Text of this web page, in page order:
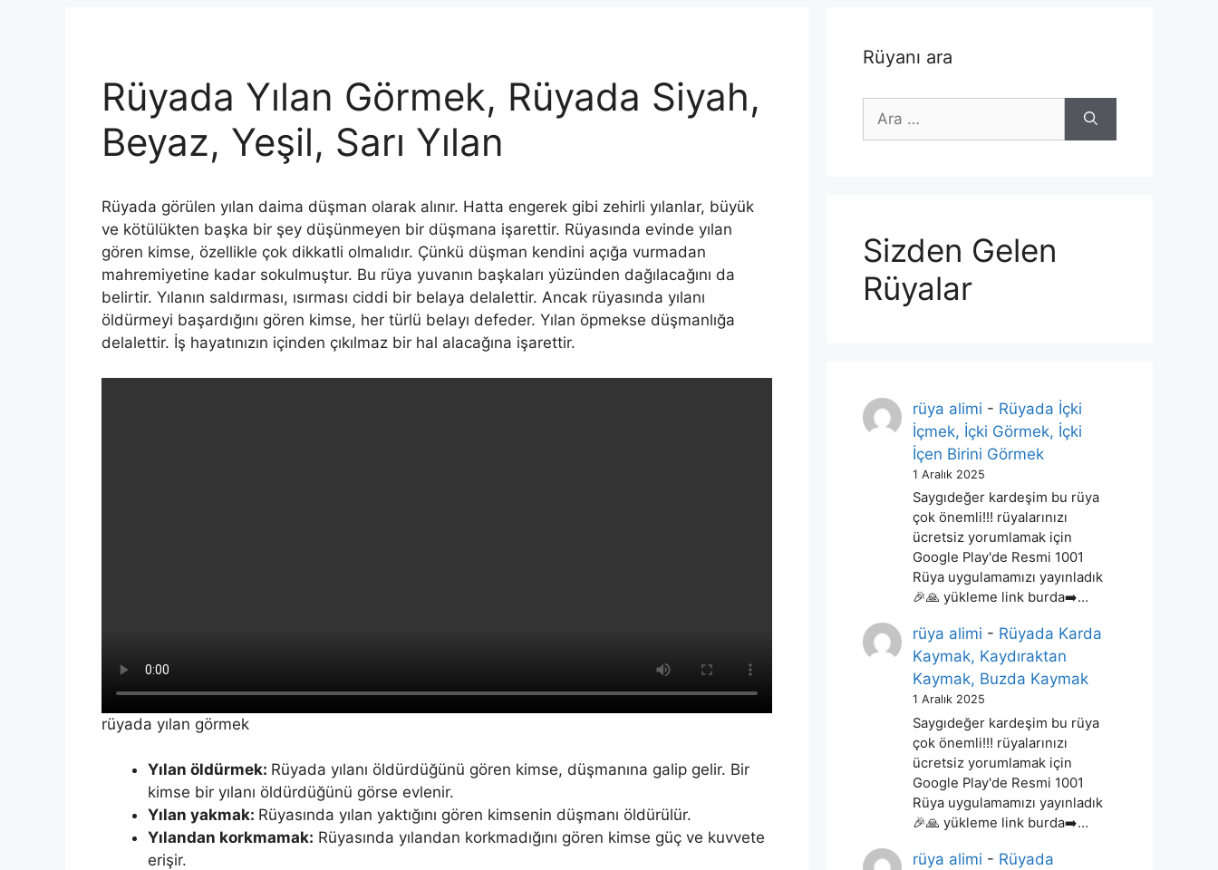
Rüyada Yılan Görmek, Rüyada Siyah,
Beyaz, Yeşil, Sarı Yılan
Rüyada görülen yılan daima düşman olarak alınır. Hatta engerek gibi ze­hirli yılanlar, büyük
ve kötülükten başka bir şey düşünmeyen bir düşmana işarettir. Rüyasında evinde yılan
gören kimse, özellikle çok dikkatli olmalıdır. Çünkü düşman kendini açığa vurmadan
mahremiyetine kadar sokulmuştur. Bu rüya yuva­nın başkaları yüzünden dağılacağını da
belirtir. Yılanın saldırması, ısırması ciddi bir belaya delalettir. Ancak rüyasında yılanı
öldürmeyi başardığını gören kimse, her türlü belayı de­feder. Yılan öpmekse düşmanlığa
delalettir. İş hayatınızın içinden çıkılmaz bir hal alacağına işarettir.
rüyada yılan görmek
Yılan öldürmek: Rüyada yılanı öldürdüğünü gören kimse, düşmanına galip gelir. Bir
kimse bir yılanı öldürdüğünü görse evlenir.
Yılan yakmak: Rüyasında yılan yaktığını gören kimsenin düşmanı öldürülür.
Yılandan korkmamak: Rüyasında yılandan korkmadığını gören kimse güç ve kuvvete
erişir.
Rüyanı ara
için
Sizden Gelen
Rüyalar
rüya alimi - Rüyada İçki
İçmek, İçki Görmek, İçki
İçen Birini Görmek
1 Aralık 2025
Saygıdeğer kardeşim bu rüya
çok önemli!!! rüyalarınızı
ücretsiz yorumlamak için
Google Play'de Resmi 1001
Rüya uygulamamızı yayınladık
🎉🙏 yükleme link burda➡️…
rüya alimi - Rüyada Karda
Kaymak, Kaydıraktan
Kaymak, Buzda Kaymak
1 Aralık 2025
Saygıdeğer kardeşim bu rüya
çok önemli!!! rüyalarınızı
ücretsiz yorumlamak için
Google Play'de Resmi 1001
Rüya uygulamamızı yayınladık
🎉🙏 yükleme link burda➡️…
rüya alimi - Rüyada